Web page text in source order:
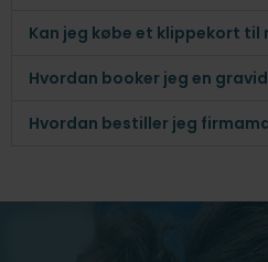
Kan jeg købe et klippekort til
Hvordan booker jeg en
Hvordan bestiller jeg